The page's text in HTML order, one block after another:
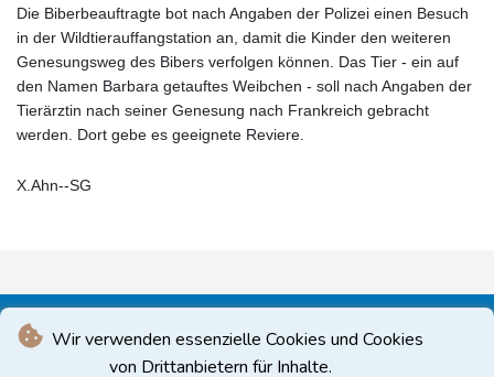
Wir verwenden essenzielle Cookies und Cookies
von Drittanbietern für Inhalte.
Die Biberbeauftragte bot nach Angaben der Polizei einen Besuch
in der Wildtierauffangstation an, damit die Kinder den weiteren
Genesungsweg des Bibers verfolgen können. Das Tier - ein auf
den Namen Barbara getauftes Weibchen - soll nach Angaben der
Tierärztin nach seiner Genesung nach Frankreich gebracht
werden. Dort gebe es geeignete Reviere.
X.Ahn--SG